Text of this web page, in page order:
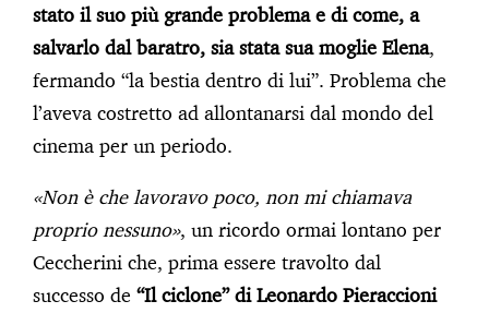
stato il suo più grande problema e di come, a
salvarlo dal baratro, sia stata sua moglie Elena,
fermando “la bestia dentro di lui”. Problema che
l’aveva costretto ad allontanarsi dal mondo del
cinema per un periodo.
«Non è che lavoravo poco, non mi chiamava
proprio nessuno», un ricordo ormai lontano per
Ceccherini che, prima essere travolto dal
successo de “Il ciclone” di Leonardo Pieraccioni